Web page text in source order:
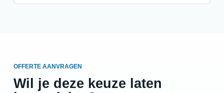
OFFERTE AANVRAGEN
Wil je deze keuze laten